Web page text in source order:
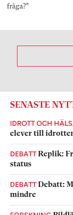
fråga?”
SENASTE
IDROTT OCH
elever till
DEBATTReplik:
status
DEBATTDebatt:
mindre